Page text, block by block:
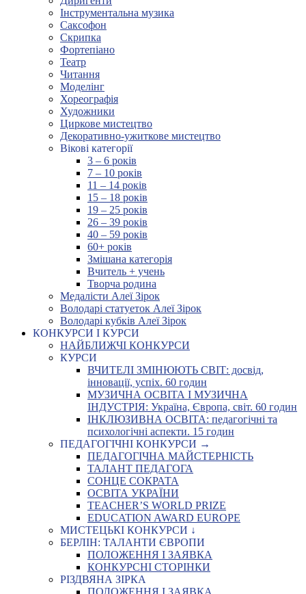
Інструментальна музика
Саксофон
Скрипка
Фортепіано
Театр
Читання
Моделінг
Хореографія
Художники
Циркове мистецтво
Декоративно-ужиткове мистецтво
Вікові категорії
3 – 6 років
7 – 10 років
11 – 14 років
15 – 18 років
19 – 25 років
26 – 39 років
40 – 59 років
60+ років
Змішана категорія
Вчитель + учень
Творча родина
Медалісти Алеї Зірок
Володарі статуеток Алеї Зірок
Володарі кубків Алеї Зірок
КОНКУРСИ І КУРСИ
НАЙБЛИЖЧІ КОНКУРСИ
КУРСИ
ВЧИТЕЛІ ЗМІНЮЮТЬ СВІТ: досвід,
інновації, успіх. 60 годин
МУЗИЧНА ОСВІТА І МУЗИЧНА
ІНДУСТРІЯ: Україна, Європа, світ. 60 годин
ІНКЛЮЗИВНА ОСВІТА: педагогічні та
психологічні аспекти. 15 годин
ПЕДАГОГІЧНІ КОНКУРСИ →
ПЕДАГОГІЧНА МАЙСТЕРНІСТЬ
ТАЛАНТ ПЕДАГОГА
СОНЦЕ СОКРАТА
ОСВІТА УКРАЇНИ
TEACHER’S WORLD PRIZE
EDUCATION AWARD EUROPE
МИСТЕЦЬКІ КОНКУРСИ ↓
БЕРЛІН: ТАЛАНТИ ЄВРОПИ
ПОЛОЖЕННЯ І ЗАЯВКА
КОНКУРСНІ СТОРІНКИ
РІЗДВЯНА ЗІРКА
ПОЛОЖЕННЯ І ЗАЯВКА